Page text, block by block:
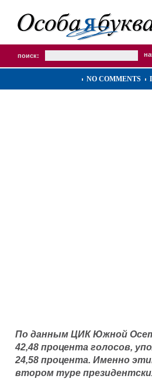
поиск:
NO COMMENTS
По данным ЦИК Южной
42,48 процента голосов,
24,58 процента. Именно
втором туре